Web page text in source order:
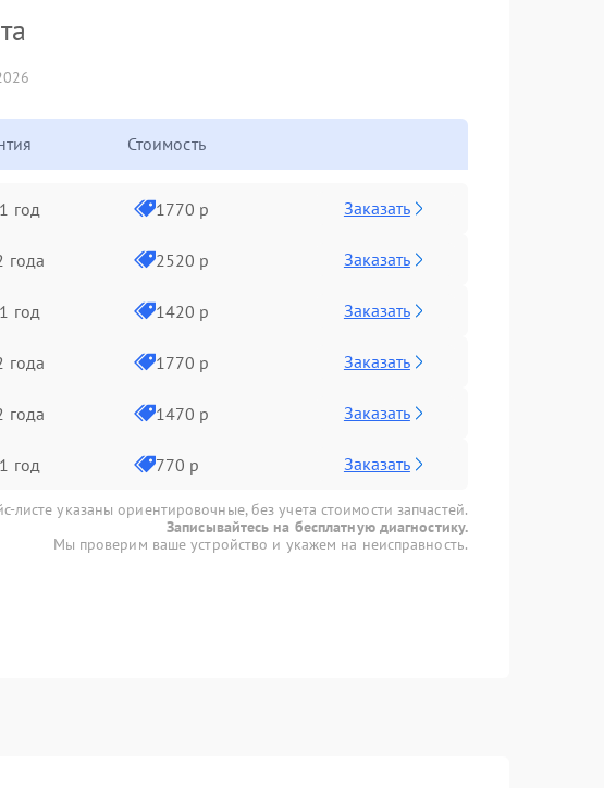
Стоимость
1 год 1770 р Заказать
года 2520 р Заказать
1 год 1420 р Заказать
года 1770 р Заказать
года 1470 р Заказать
1 год 770 р Заказать
листе указаны ориентировочные, без учета стоимости запчастей.
Записывайтесь на бесплатную диагностику.
Мы проверим ваше устройство и укажем на неисправность.